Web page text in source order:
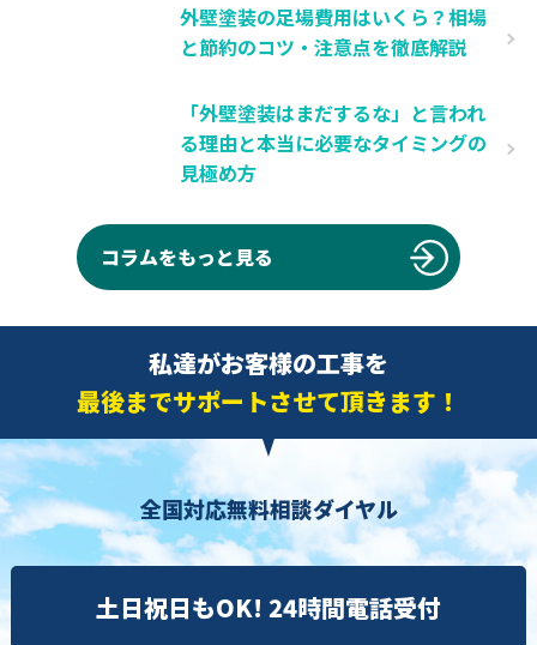
外壁塗装の足場費用はいくら？相場
と節約のコツ・注意点を徹底解説
「外壁塗装はまだするな」と言われ
る理由と本当に必要なタイミングの
見極め方
コラムをもっと見る
私達がお客様の工事を
最後までサポートさせて頂きます！
全国対応無料相談ダイヤル
土日祝日もOK! 24時間電話受付